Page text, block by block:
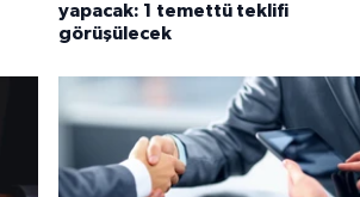
yapacak: 1 temettü teklifi
görüşülecek